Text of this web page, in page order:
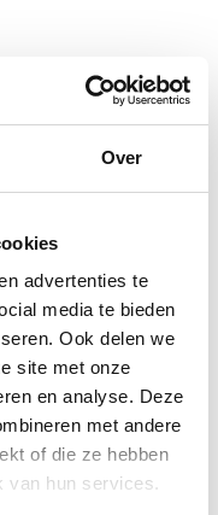
Over
advertenties te
media te bieden
Ook delen we
site met onze
en analyse. Deze
met andere
of die ze hebben
van hun services.